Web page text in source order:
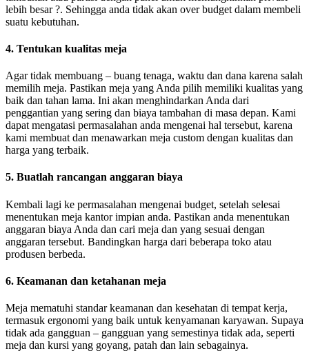
lebih besar ?. Sehingga anda tidak akan over budget dalam membeli
suatu kebutuhan.
4. Tentukan kualitas meja
Agar tidak membuang – buang tenaga, waktu dan dana karena salah
memilih meja. Pastikan meja yang Anda pilih memiliki kualitas yang
baik dan tahan lama. Ini akan menghindarkan Anda dari
penggantian yang sering dan biaya tambahan di masa depan. Kami
dapat mengatasi permasalahan anda mengenai hal tersebut, karena
kami membuat dan menawarkan meja custom dengan kualitas dan
harga yang terbaik.
5. Buatlah rancangan anggaran biaya
Kembali lagi ke permasalahan mengenai budget, setelah selesai
menentukan meja kantor impian anda. Pastikan anda menentukan
anggaran biaya Anda dan cari meja dan yang sesuai dengan
anggaran tersebut. Bandingkan harga dari beberapa toko atau
produsen berbeda.
6. Keamanan dan ketahanan meja
Meja mematuhi standar keamanan dan kesehatan di tempat kerja,
termasuk ergonomi yang baik untuk kenyamanan karyawan. Supaya
tidak ada gangguan – gangguan yang semestinya tidak ada, seperti
meja dan kursi yang goyang, patah dan lain sebagainya.